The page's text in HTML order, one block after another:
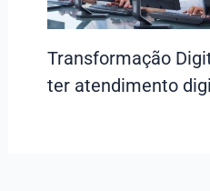
Transformação
ter atendimento